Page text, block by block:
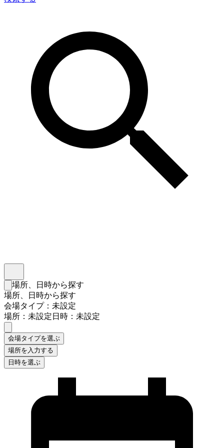
検索フォームを閉じる
場所、日時から探す
場所、日時から探す
会場タイプ：未設定
場所：未設定日時：未設定
会場タイプを選ぶ
場所を入力する
日時を選ぶ